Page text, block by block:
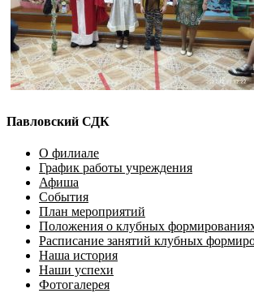
Павловский СДК
О филиале
График работы учреждения
Афиша
События
План мероприятий
Положения о клубных
Расписание занятий клубных
Наша история
Наши успехи
Фотогалерея